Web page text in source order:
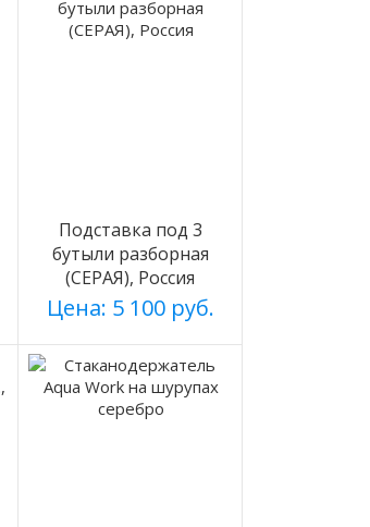
Подставка под 3
бутыли разборная
(СЕРАЯ), Россия
Цена: 5 100 руб.